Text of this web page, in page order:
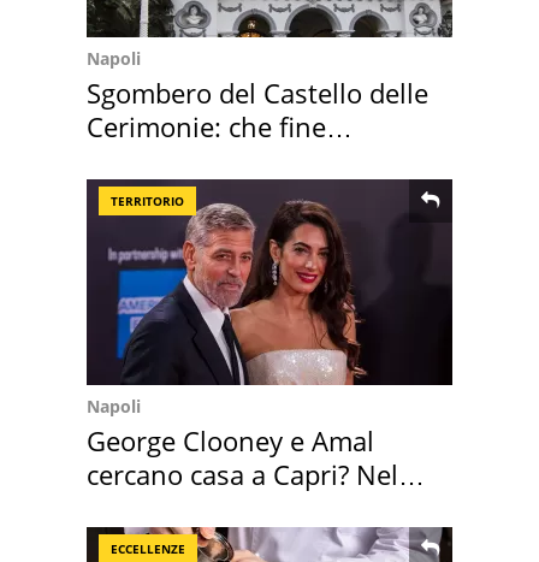
Napoli
Sgombero del Castello delle
Cerimonie: che fine
TERRITORIO
Napoli
George Clooney e Amal
cercano casa a Capri? Nel
ECCELLENZE